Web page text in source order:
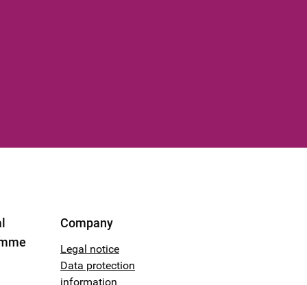
Company
Legal notice
Data protection
information